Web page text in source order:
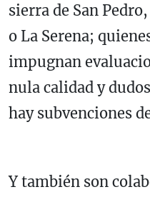
sierra de San
o La Serena;
impugnan
nula calidad y
hay subvenciones
Y también son